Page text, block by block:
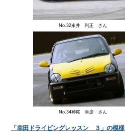
No.32永井 利正 さん
No.34神尾 幸彦 さん
「幸田ドライビングレッスン ３」の模様